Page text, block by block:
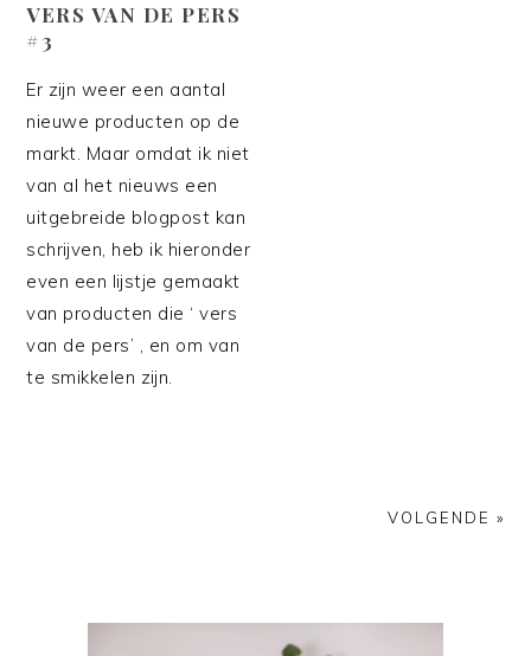
VERS VAN DE PERS
#3
Er zijn weer een aantal
nieuwe producten op de
markt. Maar omdat ik niet
van al het nieuws een
uitgebreide blogpost kan
schrijven, heb ik hieronder
even een lijstje gemaakt
van producten die ‘ vers
van de pers’ , en om van
te smikkelen zijn.
VOLGENDE »